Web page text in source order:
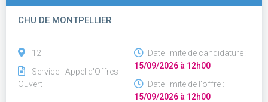
CHU DE MONTPELLIER
12
Service - Appel d'Offres
Ouvert
Date limite de candidature :
15/09/2026 à 12h00
Date limite de l'offre :
15/09/2026 à 12h00